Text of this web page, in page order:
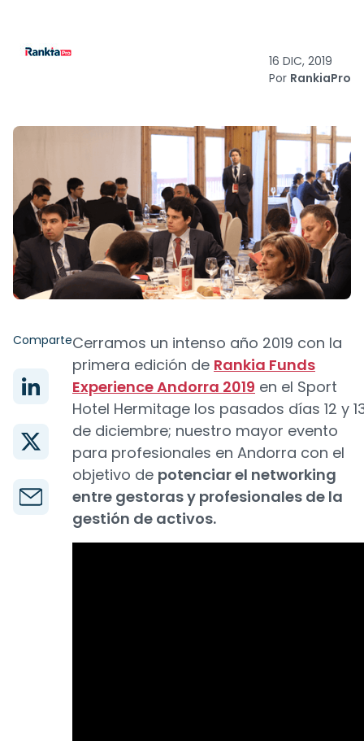
16 DIC, 2019
Por RankiaPro
ComparteCerramos un intenso año 2019 con la
primera edición de Rankia Funds
Experience Andorra 2019 en el Sport
Hotel Hermitage los pasados días 12 y
de diciembre; nuestro mayor evento
para profesionales en Andorra con el
objetivo de potenciar el networking
entre gestoras y profesionales de la
gestión de activos.